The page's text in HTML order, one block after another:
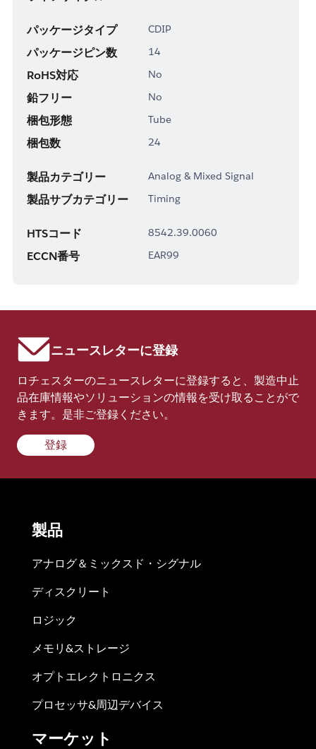
パッケージタイプ CDIP
パッケージピン数 14
RoHS対応 No
鉛フリー No
梱包形態 Tube
梱包数 24
製品カテゴリー Analog & Mixed Signal
製品サブカテゴリー Timing
HTSコード 8542.39.0060
ECCN番号 EAR99
ニュースレターに登録
ロチェスターのニュースレターに登録すると、製造中止
品在庫情報やソリューションの情報を受け取ることがで
きます。是非ご登録ください。
登録
製品
アナログ＆ミックスド・シグナル
ディスクリート
ロジック
メモリ&ストレージ
オプトエレクトロニクス
プロセッサ&周辺デバイス
マーケット